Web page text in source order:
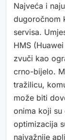
Najveća i
dugoročnom
servisa.
HMS
zvuči kao
crno-bijelo.
tražilicu,
može biti
onima koji su
optimizacija
najvažnije